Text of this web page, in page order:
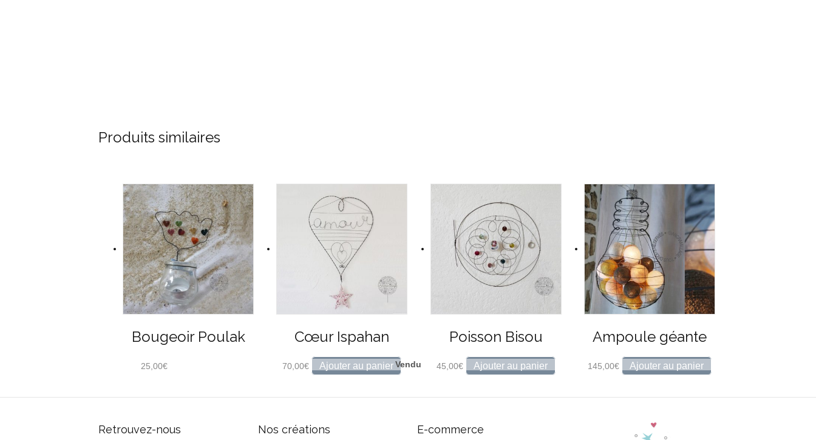
Produits similaires
Bougeoir Poulak
25,00€
Cœur Ispahan
70,00€ Ajouter au panier
Poisson Bisou
45,00€ Ajouter au panier
Ampoule géante
145,00€ Ajouter au panier
Retrouvez-nous Nos créations E-commerce